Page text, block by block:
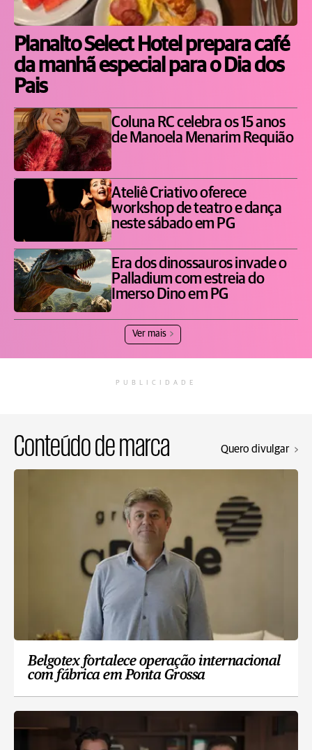
Planalto Select Hotel prepara café
da manhã especial para o Dia dos
Pais
Coluna RC celebra os 15 anos
de Manoela Menarim Requião
Ateliê Criativo oferece
workshop de teatro e dança
neste sábado em PG
Era dos dinossauros invade o
Palladium com estreia do
Imerso Dino em PG
Ver mais
PUBLICIDADE
Conteúdo de marca Quero divulgar
Belgotex fortalece operação internacional
com fábrica em Ponta Grossa